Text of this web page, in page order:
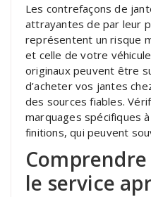
Les contrefaçons de
attrayantes de par leur
représentent un risque
et celle de votre
originaux peuvent être
d’acheter vos jantes
des sources fiables.
marquages spécifiques
finitions, qui peuvent
le service